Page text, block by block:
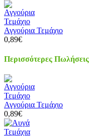
Αγγούρια Τεμάχιο
0,89€
Περισσότερες Πωλήσεις
Αγγούρια Τεμάχιο
0,89€